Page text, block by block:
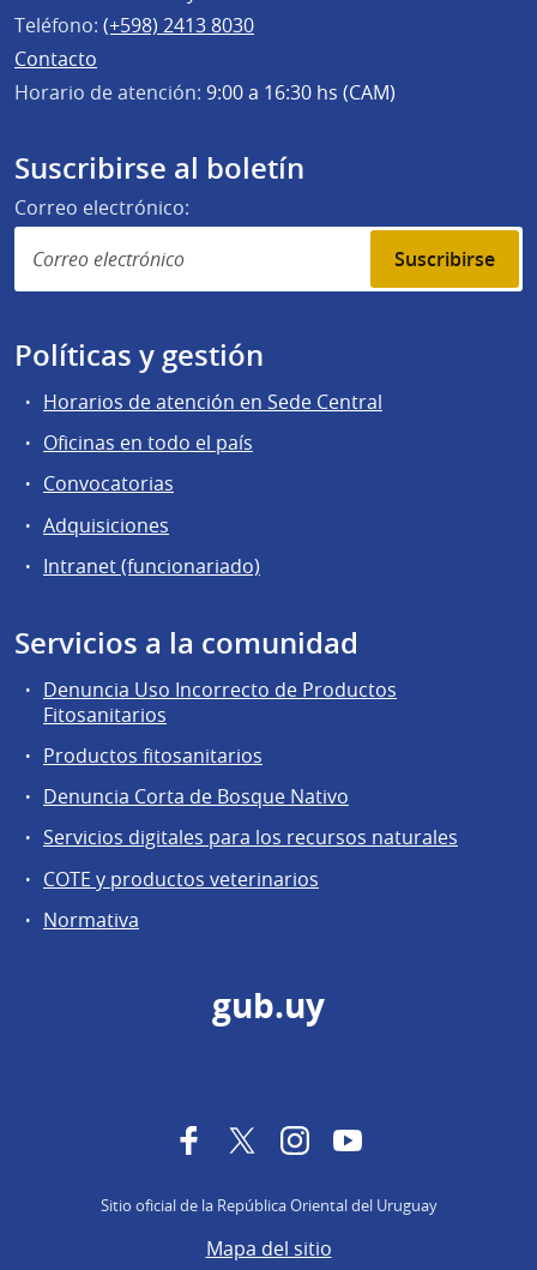
Teléfono: (+598) 2413 8030
Contacto
Horario de atención: 9:00 a 16:30 hs (CAM)
Suscribirse al boletín
Correo electrónico:
Suscribirse
Políticas y gestión
Horarios de atención en Sede Central
Oficinas en todo el país
Convocatorias
Adquisiciones
Intranet (funcionariado)
Servicios a la comunidad
Denuncia Uso Incorrecto de Productos
Fitosanitarios
Productos fitosanitarios
Denuncia Corta de Bosque Nativo
Servicios digitales para los recursos naturales
COTE y productos veterinarios
Normativa
gub.uy
FacebookTwitterInstagramYouTube
Sitio oficial de la República Oriental del Uruguay
Mapa del sitio